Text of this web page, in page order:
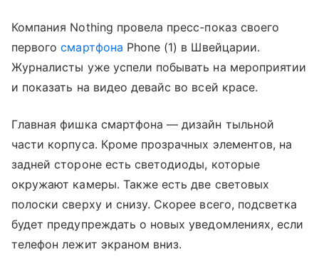
Компания Nothing провела пресс-показ своего
первогосмартфона Phone (1) в Швейцарии.
Журналисты уже успели побывать на мероприятии
и показать на видео девайс во всей красе.
Главная фишка смартфона — дизайн тыльной
части корпуса. Кроме прозрачных элементов, на
задней стороне есть светодиоды, которые
окружают камеры. Также есть две световых
полоски сверху и снизу. Скорее всего, подсветка
будет предупреждать о новых уведомлениях, если
телефон лежит экраном вниз.